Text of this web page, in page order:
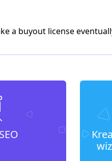
a buyout license